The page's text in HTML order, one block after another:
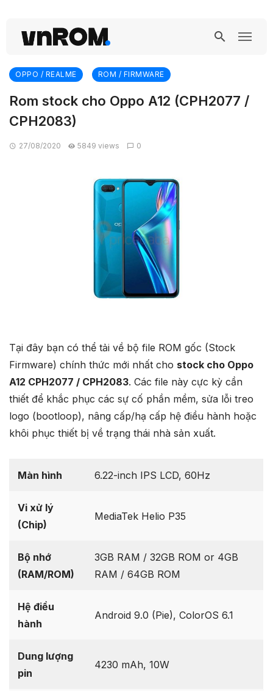
OPPO / REALME ROM / FIRMWARE
Rom stock cho Oppo A12 (CPH2077 /
CPH2083)
27/08/2020 5849 views 0
Tại đây bạn có thể tải về bộ file ROM gốc (Stock
Firmware) chính thức mới nhất cho stock cho Oppo
A12 CPH2077 / CPH2083. Các file này cực kỳ cần
thiết để khắc phục các sự cố phần mềm, sửa lỗi treo
logo (bootloop), nâng cấp/hạ cấp hệ điều hành hoặc
khôi phục thiết bị về trạng thái nhà sản xuất.
Màn hình 6.22-inch IPS LCD, 60Hz
Vi xử lý
(Chip)
MediaTek Helio P35
Bộ nhớ
(RAM/ROM)
3GB RAM / 32GB ROM or 4GB
RAM / 64GB ROM
Hệ điều
hành
Android 9.0 (Pie), ColorOS 6.1
Dung lượng
pin
4230 mAh, 10W